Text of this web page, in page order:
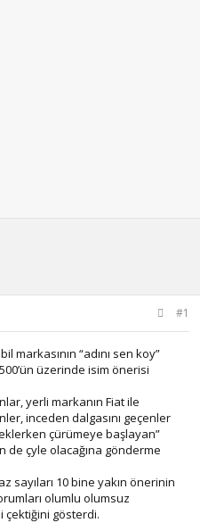
#1
markasının “adını sen koy”
üzerinde isim önerisi
yerli markanın Fiat ile
inceden dalgasını geçenler
çürümeye başlayan”
çyle olacağına gönderme
sayıları 10 bine yakın önerinin
olumlu olumsuz
çektiğini gösterdi.